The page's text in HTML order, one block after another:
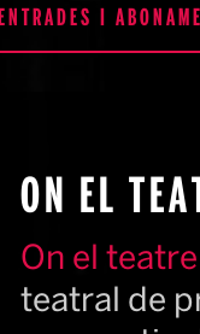
ENTRADES I
ON EL
On el
teatral de